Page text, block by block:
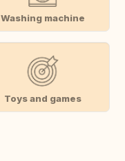
Washing machine
Toys and games